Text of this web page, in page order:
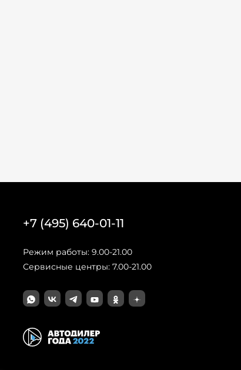
+7 (495) 640-01-11
Режим работы: 9.00-21.00
Сервисные центры: 7.00-21.00